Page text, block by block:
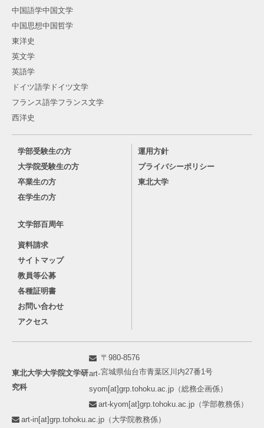
中国語学中国文学
中国思想中国哲学
東洋史
英文学
英語学
ドイツ語学ドイツ文学
フランス語学フランス文学
西洋史
学部受験生の方
大学院受験生の方
卒業生の方
在学生の方
文学部百周年
資料請求
サイトマップ
教員等公募
各種証明書
お問い合わせ
アクセス
運用方針
プライバシーポリシー
東北大学
東北大学大学院文学研
究科
〒980-8576
宮城県仙台市青葉区川内27番1号
art-
syom[at]grp.tohoku.ac.jp（総務企画係）
art-kyom[at]grp.tohoku.ac.jp（学部教務係）
art-in[at]grp.tohoku.ac.jp（大学院教務係）